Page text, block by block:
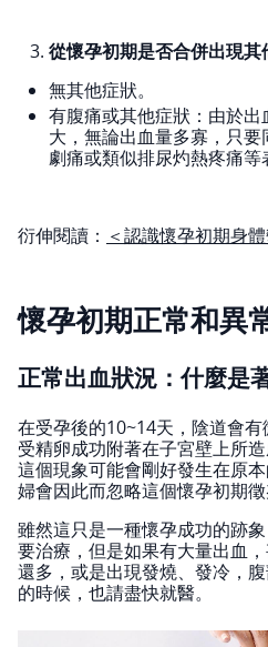
從懷孕初期是否合併出現其
無其他症狀。
有腹痛或其他症狀：由於
大，無論出血量多寡，只要
劇痛或類似排尿灼熱疼痛等
衍伸閱讀： ＜認識懷孕初期身
懷孕初期正常和異
正常出血狀況：什麼是
在受孕後的10~14天，陰道會
受精卵成功附著在子宮壁上所造
這個現象可能會剛好發生在原
婦會因此而忽略這個懷孕初期徵
雖然這只是一種懷孕成功的跡
要治療，但是如果有大量出血
還多，或是出現發燒、發冷，
的時候，也請盡快就醫。